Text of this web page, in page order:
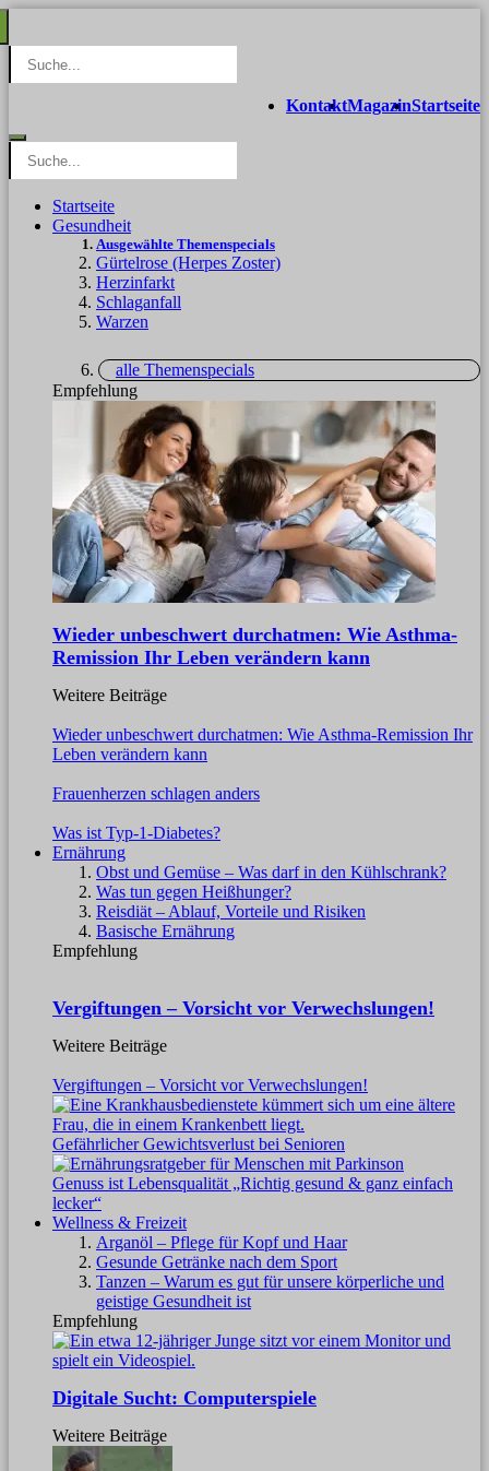
Startseite
Magazin
Kontakt
Startseite
Gesundheit
Ausgewählte Themenspecials
Gürtelrose (Herpes Zoster)
Herzinfarkt
Schlaganfall
Warzen
alle Themenspecials
Empfehlung
Wieder unbeschwert durchatmen: Wie Asthma-
Remission Ihr Leben verändern kann
Weitere Beiträge
Wieder unbeschwert durchatmen: Wie Asthma-Remission Ihr
Leben verändern kann
Frauenherzen schlagen anders
Was ist Typ-1-Diabetes?
Ernährung
Obst und Gemüse – Was darf in den Kühlschrank?
Was tun gegen Heißhunger?
Reisdiät – Ablauf, Vorteile und Risiken
Basische Ernährung
Empfehlung
Vergiftungen – Vorsicht vor Verwechslungen!
Weitere Beiträge
Vergiftungen – Vorsicht vor Verwechslungen!
Gefährlicher Gewichtsverlust bei Senioren
Genuss ist Lebensqualität „Richtig gesund & ganz einfach
lecker“
Wellness & Freizeit
Arganöl – Pflege für Kopf und Haar
Gesunde Getränke nach dem Sport
Tanzen – Warum es gut für unsere körperliche und
geistige Gesundheit ist
Empfehlung
Digitale Sucht: Computerspiele
Weitere Beiträge